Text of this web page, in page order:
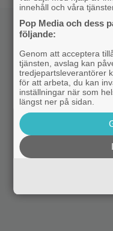
innehåll och våra
Pop Media och dess
följande:
Genom att acceptera
tjänsten, avslag kan
tredjepartsleverantörer
för att arbeta, du kan
inställningar när som
längst ner på sidan.